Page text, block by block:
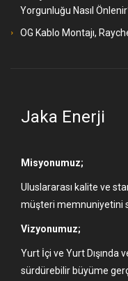
Yorgunluğu Nasıl
OG Kablo Montajı,
Jaka Enerji
Misyonumuz;
Uluslararası kalite ve
müşteri memnuniyetini
Vizyonumuz;
Yurt İçi ve Yurt
sürdürebilir büyüme